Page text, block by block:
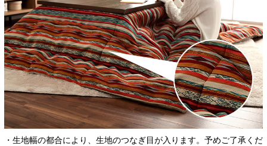
・生地幅の都合により、生地のつなぎ目が入ります。予めご了承くだ